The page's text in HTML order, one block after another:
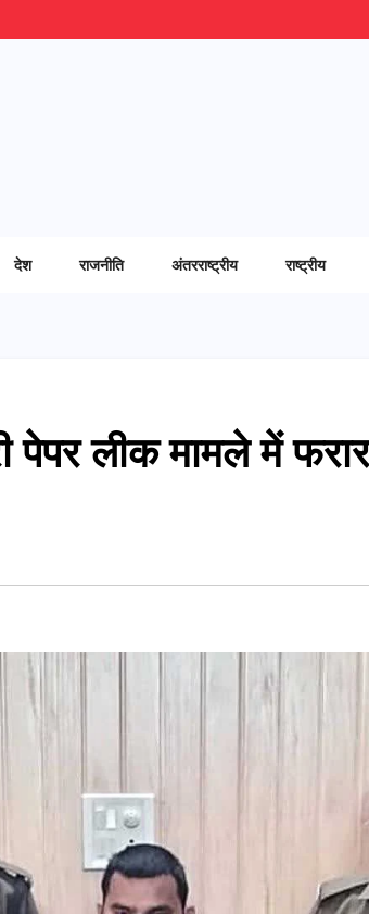
देश राजनीति अंतरराष्ट्रीय राष्ट्रीय
पेपर लीक मामले में